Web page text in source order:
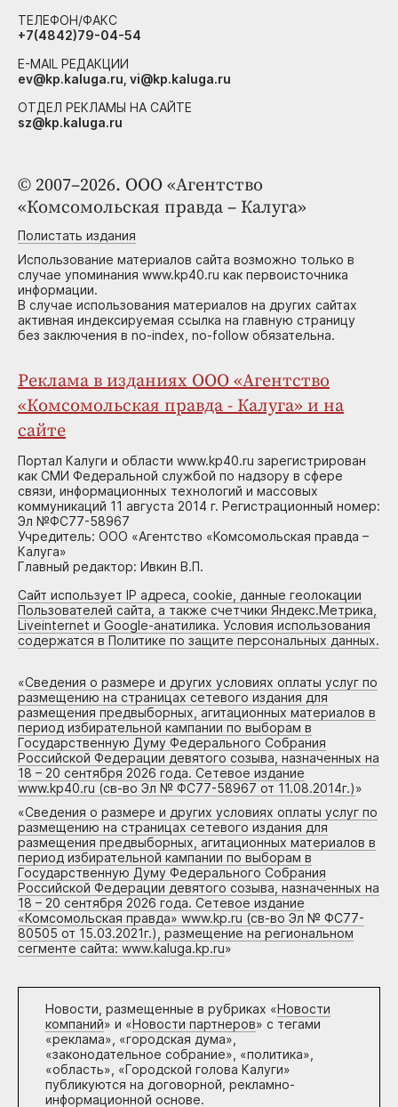
© 2007–2026. ООО «Агентство
«Комсомольская правда – Калуга»
Полистать издания
Использование материалов сайта возможно только в
случае упоминания www.kp40.ru как первоисточника
информации.
В случае использования материалов на других сайтах
активная индексируемая ссылка на главную страницу
без заключения в no-index, no-follow обязательна.
Реклама в изданиях ООО «Агентство
«Комсомольская правда - Калуга» и на
сайте
Портал Калуги и области www.kp40.ru зарегистрирован
как СМИ Федеральной службой по надзору в сфере
связи, информационных технологий и массовых
коммуникаций 11 августа 2014 г. Регистрационный номер:
Эл №ФС77-58967
Учредитель: ООО «Агентство «Комсомольская правда –
Калуга»
Главный редактор: Ивкин В.П.
Сайт использует IP адреса, cookie, данные геолокации
Пользователей сайта, а также счетчики Яндекс.Метрика,
Liveinternet и Google-анатилика. Условия использования
содержатся в Политике по защите персональных данных.
«Сведения о размере и других условиях оплаты услуг по
размещению на страницах сетевого издания для
размещения предвыборных, агитационных материалов в
период избирательной кампании по выборам в
Государственную Думу Федерального Собрания
Российской Федерации девятого созыва, назначенных на
18 – 20 сентября 2026 года. Сетевое издание
www.kp40.ru (св-во Эл № ФС77-58967 от 11.08.2014г.)»
«Сведения о размере и других условиях оплаты услуг по
размещению на страницах сетевого издания для
размещения предвыборных, агитационных материалов в
период избирательной кампании по выборам в
Государственную Думу Федерального Собрания
Российской Федерации девятого созыва, назначенных на
18 – 20 сентября 2026 года. Сетевое издание
«Комсомольская правда» www.kp.ru (св-во Эл № ФС77-
80505 от 15.03.2021г.), размещение на региональном
сегменте сайта: www.kaluga.kp.ru»
Новости, размещенные в рубриках «Новости
компаний» и «Новости партнеров» с тегами
«реклама», «городская дума»,
«законодательное собрание», «политика»,
«область», «Городской голова Калуги»
публикуются на договорной, рекламно-
информационной основе.
ТЕЛЕФОН/ФАКС
+7(4842)79-04-54
E-MAIL РЕДАКЦИИ
ev@kp.kaluga.ru, vi@kp.kaluga.ru
ОТДЕЛ РЕКЛАМЫ НА САЙТЕ
sz@kp.kaluga.ru